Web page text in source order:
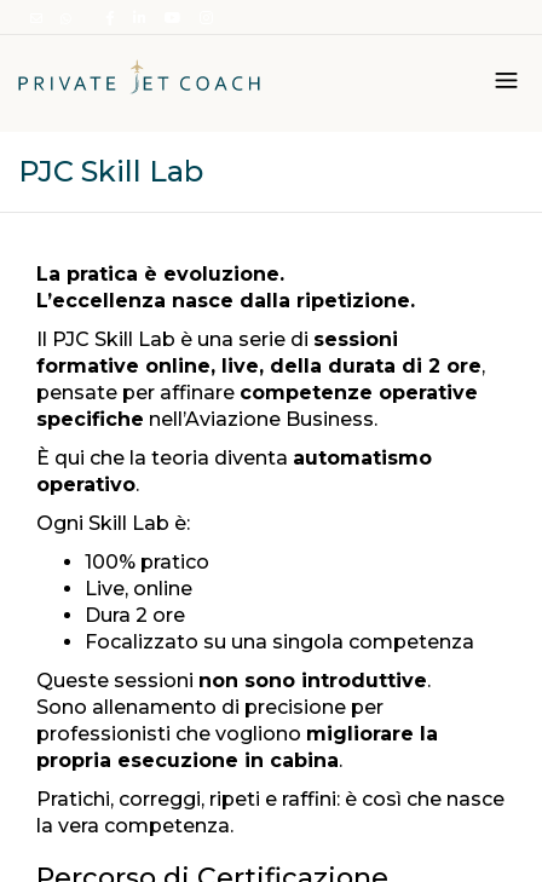
PJC Skill Lab
La pratica è evoluzione.
L’eccellenza nasce dalla ripetizione.
Il PJC Skill Lab è una serie di sessioni
formative online, live, della durata di 2 ore,
pensate per affinare competenze operative
specifiche nell’Aviazione Business.
È qui che la teoria diventa automatismo
operativo.
Ogni Skill Lab è:
100% pratico
Live, online
Dura 2 ore
Focalizzato su una singola competenza
Queste sessioni non sono introduttive.
Sono allenamento di precisione per
professionisti che vogliono migliorare la
propria esecuzione in cabina.
Pratichi, correggi, ripeti e raffini: è così che nasce
la vera competenza.